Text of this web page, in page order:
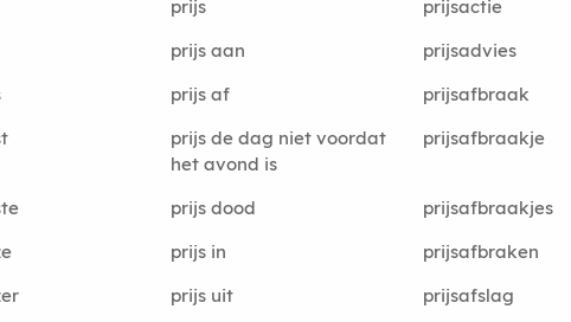
prijs
prijsactie
prijs aan
prijsadvies
prijs af
prijsafbraak
prijs de dag niet voordat
het avond is
prijsafbraakje
prijs dood
prijsafbraakjes
prijs in
prijsafbraken
prijs uit
prijsafslag